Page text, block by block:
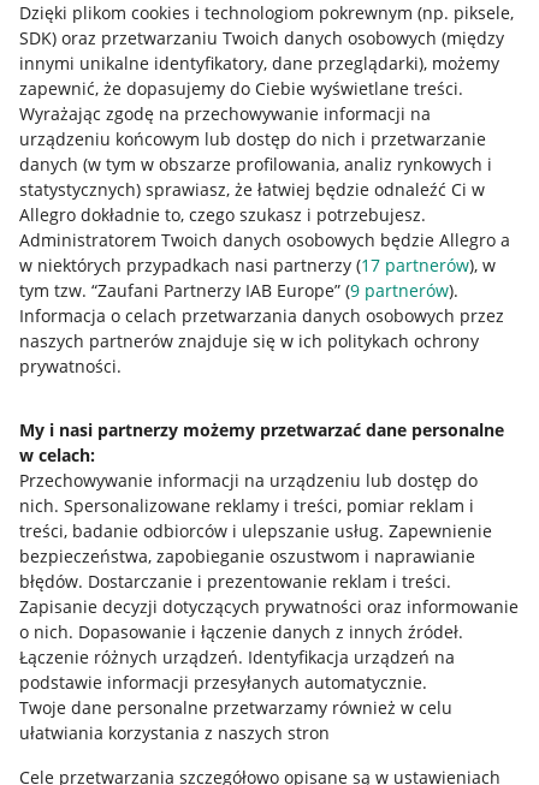
Dzięki plikom cookies i technologiom pokrewnym (np. piksele,
SDK) oraz przetwarzaniu Twoich danych osobowych (między
innymi unikalne identyfikatory, dane przeglądarki), możemy
zapewnić, że dopasujemy do Ciebie wyświetlane treści.
Wyrażając zgodę na przechowywanie informacji na
urządzeniu końcowym lub dostęp do nich i przetwarzanie
danych (w tym w obszarze profilowania, analiz rynkowych i
statystycznych) sprawiasz, że łatwiej będzie odnaleźć Ci w
Allegro dokładnie to, czego szukasz i potrzebujesz.
Administratorem Twoich danych osobowych będzie Allegro a
w niektórych przypadkach nasi partnerzy (17 partnerów), w
tym tzw. “Zaufani Partnerzy IAB Europe” (9 partnerów).
Informacja o celach przetwarzania danych osobowych przez
naszych partnerów znajduje się w ich politykach ochrony
prywatności.
My i nasi partnerzy możemy przetwarzać dane personalne
w celach:
Przechowywanie informacji na urządzeniu lub dostęp do
nich. Spersonalizowane reklamy i treści, pomiar reklam i
treści, badanie odbiorców i ulepszanie usług. Zapewnienie
bezpieczeństwa, zapobieganie oszustwom i naprawianie
błędów. Dostarczanie i prezentowanie reklam i treści.
Zapisanie decyzji dotyczących prywatności oraz informowanie
o nich. Dopasowanie i łączenie danych z innych źródeł.
Łączenie różnych urządzeń. Identyfikacja urządzeń na
podstawie informacji przesyłanych automatycznie.
Twoje dane personalne przetwarzamy również w celu
ułatwiania korzystania z naszych stron
Cele przetwarzania szczegółowo opisane są w ustawieniach
Przydatne informacje
Jak to działa
Napisz do nas
Allegro Gadane dla sprzedających
Allegro Gadane dla kupujących
Mapa miejscowości
Informacje prawne
Regulamin
Polityka plików "cookies"
Ustawienia plików "cookies"
Udostępnianie lokalizacji
Informacje dla Aktu o Usługach Cyfrowych
Pobierz aplikację